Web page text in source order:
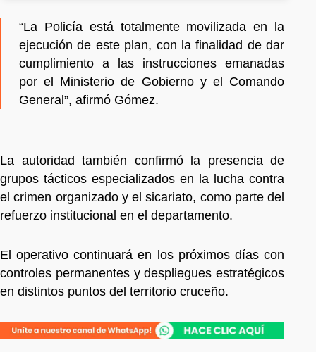
“La Policía está totalmente movilizada en la
ejecución de este plan, con la finalidad de dar
cumplimiento a las instrucciones emanadas
por el Ministerio de Gobierno y el Comando
General”, afirmó Gómez.
La autoridad también confirmó la presencia de
grupos tácticos especializados en la lucha contra
el crimen organizado y el sicariato, como parte del
refuerzo institucional en el departamento.
El operativo continuará en los próximos días con
controles permanentes y despliegues estratégicos
en distintos puntos del territorio cruceño.